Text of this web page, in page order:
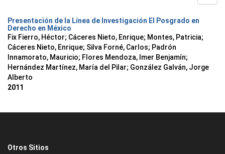
Presentación de la Línea de Investigación El Posgrado en
Derecho en México
Fix Fierro, Héctor; Cáceres Nieto, Enrique; Montes, Patricia;
Cáceres Nieto, Enrique; Silva Forné, Carlos; Padrón
Innamorato, Mauricio; Flores Mendoza, Imer Benjamín;
Hernández Martínez, María del Pilar; González Galván, Jorge
Alberto
2011
Otros Sitios